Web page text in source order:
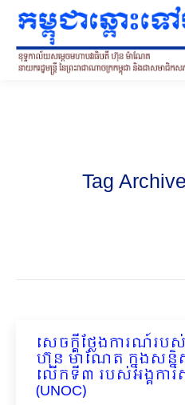
Tag
សេចក្តីថ្លែងការណ៍រ
ហ៊ុន ម៉ាណែត ក្នុងសន្
លើកទី៣ របស់អង្គកា
(UNOC)